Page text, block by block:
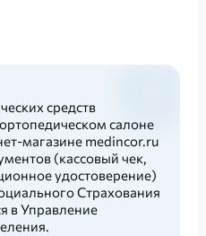
средств
салоне
магазине medincor.ru
(кассовый чек,
удостоверение)
Страхования
в Управление